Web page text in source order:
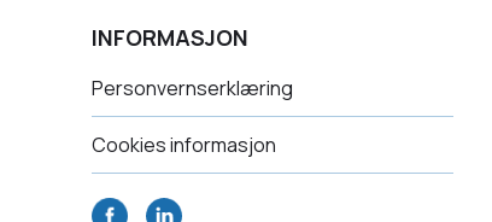
INFORMASJON
Personvernserklæring
Cookies informasjon